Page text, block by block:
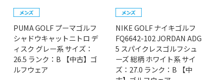
PUMA GOLF プーマゴルフ
シャドウキャットニトロ デ
ィスク グレー系 サイズ：
26.5 ランク：B 【中古】ゴ
ルフウェア
NIKE GOLF ナイキゴルフ
FQ6642-102 JORDAN ADG
5 スパイクレスゴルフシュ
ーズ 総柄 ホワイト系 サイ
ズ：27.0 ランク：B 【中